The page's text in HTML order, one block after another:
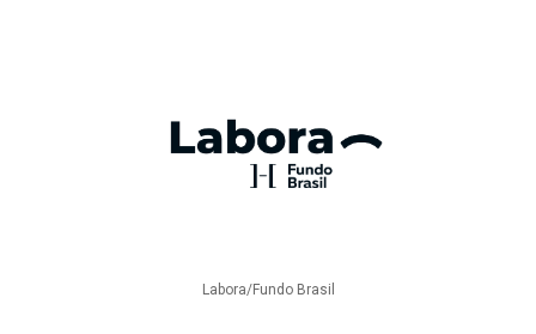
Labora/Fundo Brasil